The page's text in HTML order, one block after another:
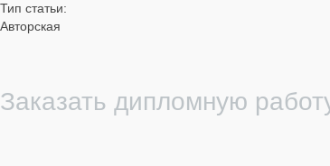
Тип статьи:
Авторская
Заказать дипломную